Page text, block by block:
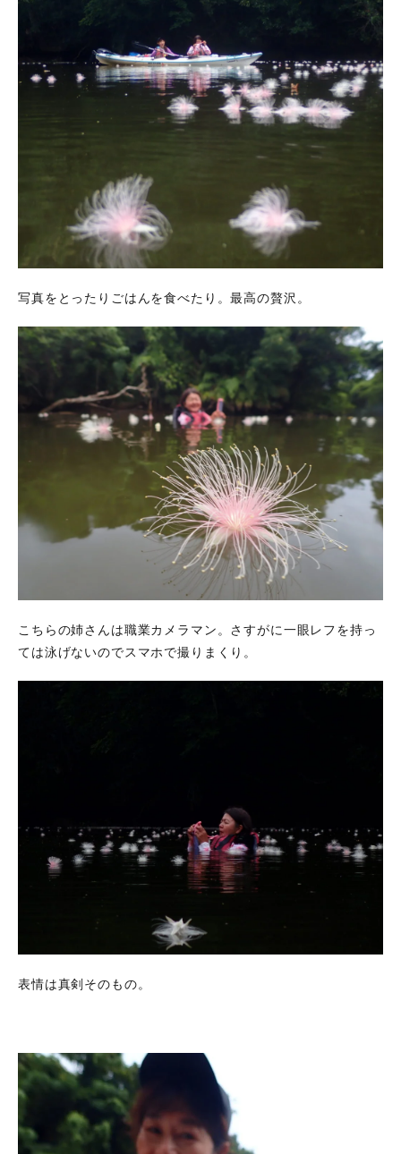
写真をとったりごはんを食べたり。最高の贅沢。
こちらの姉さんは職業カメラマン。さすがに一眼レフを持っ
ては泳げないのでスマホで撮りまくり。
表情は真剣そのもの。